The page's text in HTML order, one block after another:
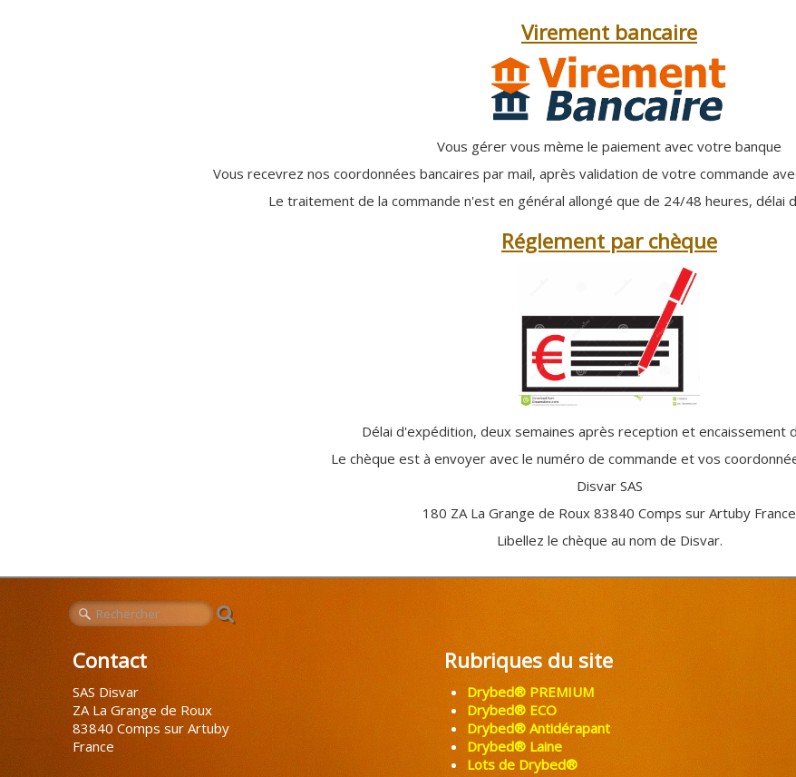
Virement bancaire
Vous gérer vous mème le paiement avec votre banque
Vous recevrez nos coordonnées bancaires par mail, après validation de votre commande
Le traitement de la commande n'est en général allongé que de 24/48 heures, délai
Réglement par chèque
Délai d'expédition, deux semaines après reception et encaissement
Le chèque est à envoyer avec le numéro de commande et vos
Disvar SAS
180 ZA La Grange de Roux 83840 Comps sur Artuby France
Libellez le chèque au nom de Disvar.
Contact
SAS Disvar
ZA La Grange de Roux
83840 Comps sur Artuby
France
Rubriques du site
Drybed® PREMIUM
Drybed® ECO
Drybed® Antidérapant
Drybed® Laine
Lots de Drybed®